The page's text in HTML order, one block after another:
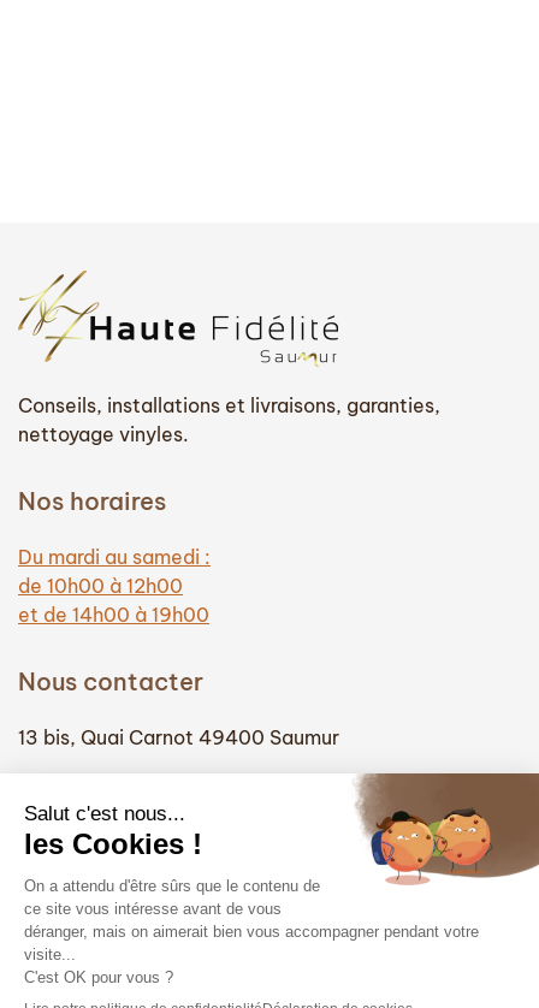
Conseils, installations et livraisons, garanties,
nettoyage vinyles.
Nos horaires
Du mardi au samedi :
de 10h00 à 12h00
et de 14h00 à 19h00
Nous contacter
13 bis, Quai Carnot 49400 Saumur
info@hautefidelite-saumur.com
Liens
Contact